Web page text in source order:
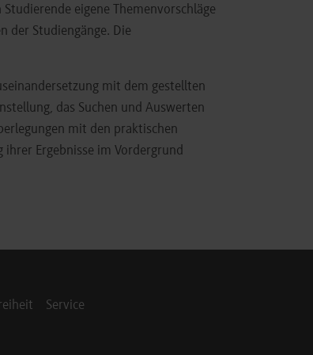
eigene Themenvorschläge
der Studiengänge. Die
mit dem gestellten
das Suchen und Auswerten
mit den praktischen
Ergebnisse im Vordergrund
Service